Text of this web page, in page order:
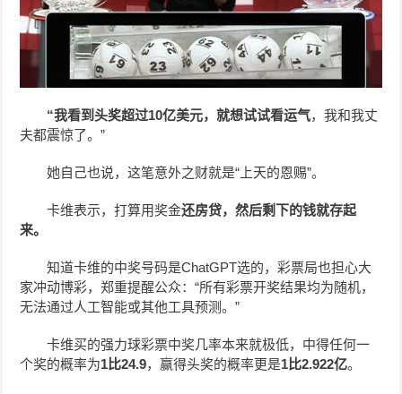
“我看到头奖超过10亿美元，就想试试看运气，我和我丈
夫都震惊了。”
她自己也说，这笔意外之财就是“上天的恩赐”。
卡维表示，打算用奖金还房贷，然后剩下的钱就存起
来。
知道卡维的中奖号码是ChatGPT选的，彩票局也担心大
家冲动博彩，郑重提醒公众：“所有彩票开奖结果均为随机，
无法通过人工智能或其他工具预测。”
卡维买的强力球彩票中奖几率本来就极低，中得任何一
个奖的概率为1比24.9，赢得头奖的概率更是1比2.922亿。